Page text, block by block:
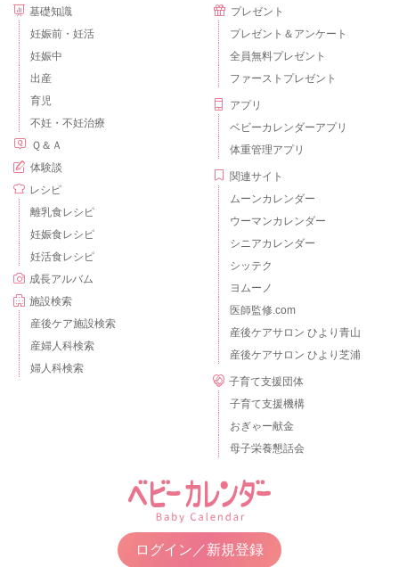
基礎知識
妊娠前・妊活
妊娠中
出産
育児
不妊・不妊治療
Ｑ＆Ａ
体験談
レシピ
離乳食レシピ
妊娠食レシピ
妊活食レシピ
成長アルバム
施設検索
産後ケア施設検索
産婦人科検索
婦人科検索
プレゼント
プレゼント＆アンケート
全員無料プレゼント
ファーストプレゼント
アプリ
ベビーカレンダーアプリ
体重管理アプリ
関連サイト
ムーンカレンダー
ウーマンカレンダー
シニアカレンダー
シッテク
ヨムーノ
医師監修.com
産後ケアサロン ひより青山
産後ケアサロン ひより芝浦
子育て支援団体
子育て支援機構
おぎゃー献金
母子栄養懇話会
ログイン／新規登録